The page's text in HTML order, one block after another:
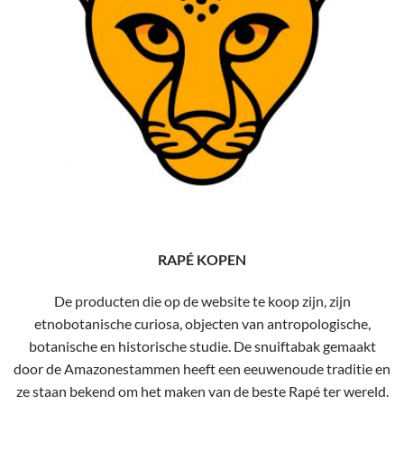
RAPÉ KOPEN
De producten die op de website te koop zijn, zijn
etnobotanische curiosa, objecten van antropologische,
botanische en historische studie. De snuiftabak gemaakt
door de Amazonestammen heeft een eeuwenoude traditie en
ze staan ​​bekend om het maken van de beste Rapé ter wereld.